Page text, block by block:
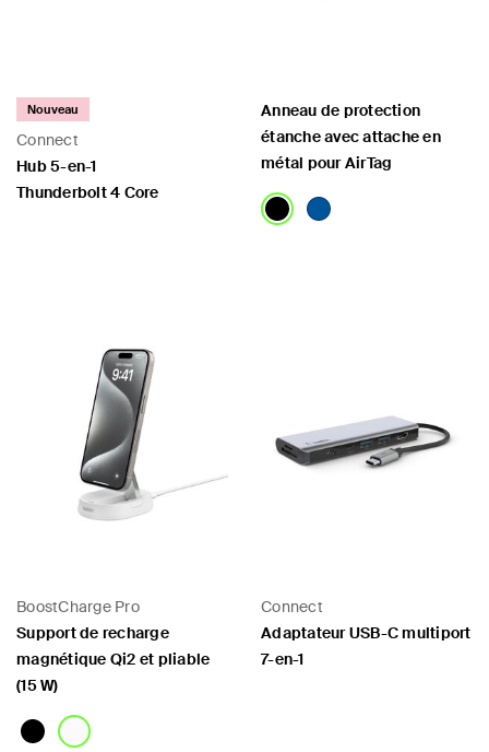
Connect
Nouveau
Hub 5-en-1
Thunderbolt 4 Core
Anneau de protection
étanche avec attache en
métal pour AirTag
BoostCharge Pro
Support de recharge
magnétique Qi2 et pliable
(15 W)
Connect
Adaptateur USB-C multiport
7-en-1